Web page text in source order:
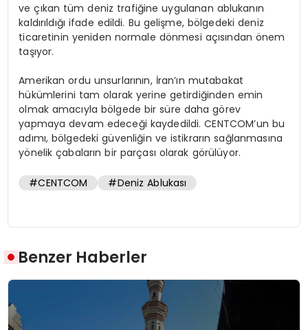
ve çıkan tüm deniz trafiğine uygulanan ablukanın
kaldırıldığı ifade edildi. Bu gelişme, bölgedeki deniz
ticaretinin yeniden normale dönmesi açısından önem
taşıyor.
Amerikan ordu unsurlarının, İran’ın mutabakat
hükümlerini tam olarak yerine getirdiğinden emin
olmak amacıyla bölgede bir süre daha görev
yapmaya devam edeceği kaydedildi. CENTCOM’un bu
adımı, bölgedeki güvenliğin ve istikrarın sağlanmasına
yönelik çabaların bir parçası olarak görülüyor.
#CENTCOM #Deniz Ablukası
Benzer Haberler